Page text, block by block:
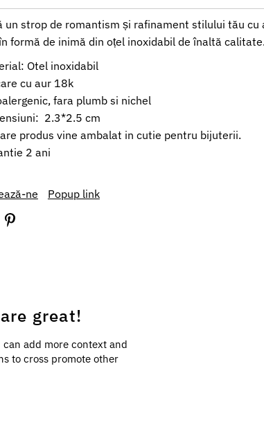
un strop de romantism și rafinament stilului tău cu
formă de inimă din oțel inoxidabil de înaltă calitate.
Otel inoxidabil
cu aur 18k
fara plumb si nichel
2.3*2.5 cm
produs vine ambalat in cutie pentru bijuterii.
2 ani
ne Popup link
great!
add more context and
to cross promote other